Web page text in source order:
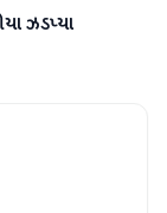
ઝડપ્યા